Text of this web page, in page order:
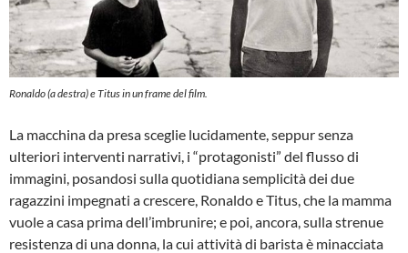
Ronaldo (a destra) e Titus in unframedel film.
La macchina da presa sceglie lucidamente, seppur senza
ulteriori interventi narrativi, i “protagonisti” del flusso di
immagini, posandosi sulla quotidiana semplicità dei due
ragazzini impegnati a crescere, Ronaldo e Titus, che la mamma
vuole a casa prima dell’imbrunire; e poi, ancora, sulla strenue
resistenza di una donna, la cui attività di barista è minacciata